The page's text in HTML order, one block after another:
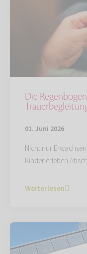
Die
01. Juni 2026
Nicht nur
Kinder erleben
Weiterlesen